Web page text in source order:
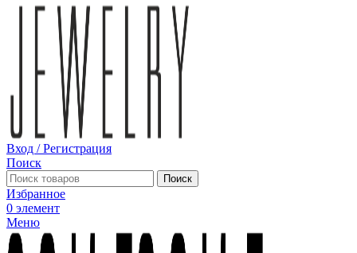
Вход / Регистрация
Поиск
Поиск
Избранное
0 элемент
Меню